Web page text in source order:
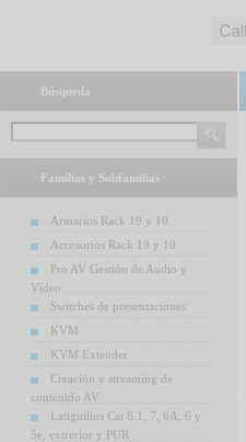
Búsqueda
Familias y Subfamilias
Armarios Rack 19 y 10
Accesorios Rack 19 y 10
Pro AV Gestión de Audio y
Vídeo
Switches de presentaciones
KVM
KVM Extender
Creación y streaming de
contenido AV
Latiguillos Cat 8.1, 7, 6A, 6 y
5e, extrerior y PUR